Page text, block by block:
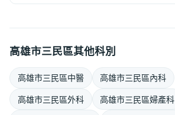
高雄市三民區其他科別
高雄市三民區中醫 高雄市三民區內科
高雄市三民區外科 高雄市三民區婦產科